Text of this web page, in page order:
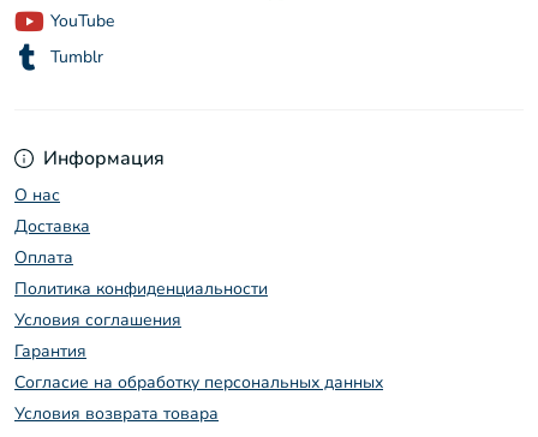
Информация
О нас
Доставка
Оплата
Политика конфиденциальности
Условия соглашения
Гарантия
Согласие на обработку персональных данных
Условия возврата товара
YouTube
Tumblr